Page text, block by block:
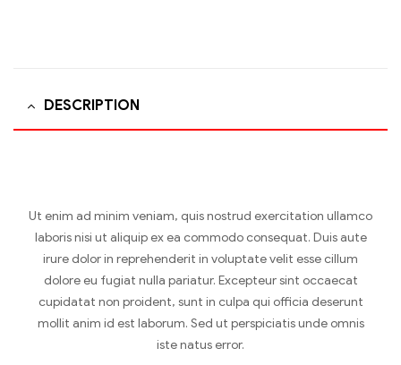
DESCRIPTION
Ut enim ad minim veniam, quis nostrud exercitation ullamco
laboris nisi ut aliquip ex ea commodo consequat. Duis aute
irure dolor in reprehenderit in voluptate velit esse cillum
dolore eu fugiat nulla pariatur. Excepteur sint occaecat
cupidatat non proident, sunt in culpa qui officia deserunt
mollit anim id est laborum. Sed ut perspiciatis unde omnis
iste natus error.